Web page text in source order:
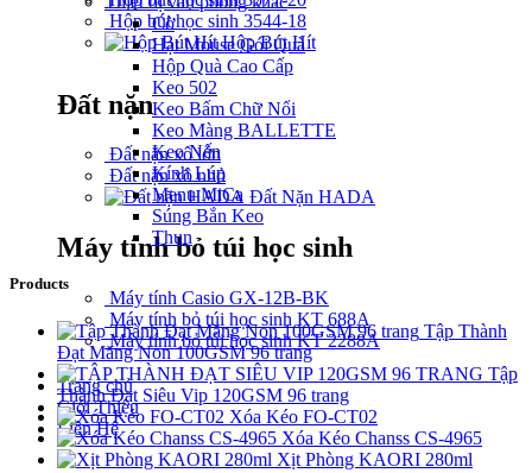
Hộp bút học sinh 3544-18
Hộp Bút Hít
Đất nặn
Đất nặn xô lớn
Đất nặn xô nhỏ
Đất Nặn HADA
Máy tính bỏ túi học sinh
Máy tính Casio GX-12B-BK
Máy tính bỏ túi học sinh KT 688A
Máy tính bỏ túi học sinh KT 2288A
Trang chủ
Giới Thiệu
Liên Hệ
Cờ
Hạt Mouse Gói Quà
Hộp Quà Cao Cấp
Keo 502
Keo Bấm Chữ Nổi
Keo Màng BALLETTE
Keo Nến
Kính Lúp
Menu MiCa
Súng Bắn Keo
Thun
Products
Tập Thành
Đạt Măng Non 100GSM 96 trang
Tập
Thành Đạt Siêu Vip 120GSM 96 trang
Xóa Kéo FO-CT02
Xóa Kéo Chanss CS-4965
Xịt Phòng KAORI 280ml